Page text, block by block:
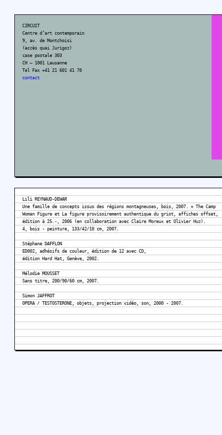
CIRCUIT
Centre d’art contemporain
9, av. de Montchoisi
(accès quai Jurigoz)
case postale 303
CH – 1001 Lausanne
Tel Fax +41 21 601 41 70
contact
Lili REYNAUD-DEWAR
Une famille de concepts issus des régions montagneuses, bois, 2007. + The Camp
Woman Figure et La figure provisoirement authentique du griot, affiches offset,
édition à 25.-, 2006 (en collaboration avec Claire Moreux et Olivier Huz).
4, bois - peinture, 133/42/10 cm, 2007.
Stéphane DAFFLON
ED002, adhésifs de couleur, édition de 12 avec CD,
édition Hard Hat, Genève, 2002.
Mélodie MOUSSET
Sans titre, 200/90/60 cm, 2007.
Simon JAFFROT
OPERA / TESTOSTERONE, objets, projection vidéo, son, 2000 - 2007.